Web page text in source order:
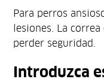
Para perros
lesiones. La
perder seguridad.
Introduzca